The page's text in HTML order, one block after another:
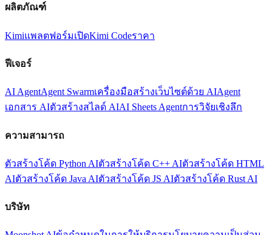
ผลิตภัณฑ์
Kimiแพลตฟอร์มเปิดKimi Codeราคา
ฟีเจอร์
AI AgentAgent Swarmเครื่องมือสร้างเว็บไซต์ด้วย AIAgent
เอกสาร AIตัวสร้างสไลด์ AIAI Sheets Agentการวิจัยเชิงลึก
ความสามารถ
ตัวสร้างโค้ด Python AIตัวสร้างโค้ด C++ AIตัวสร้างโค้ด HTML
AIตัวสร้างโค้ด Java AIตัวสร้างโค้ด JS AIตัวสร้างโค้ด Rust AI
บริษัท